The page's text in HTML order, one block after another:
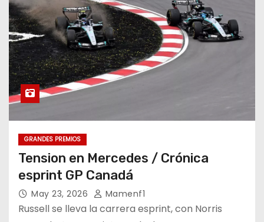
GRANDES PREMIOS
Tension en Mercedes / Crónica
esprint GP Canadá
May 23, 2026 Mamenf1
Russell se lleva la carrera esprint, con Norris